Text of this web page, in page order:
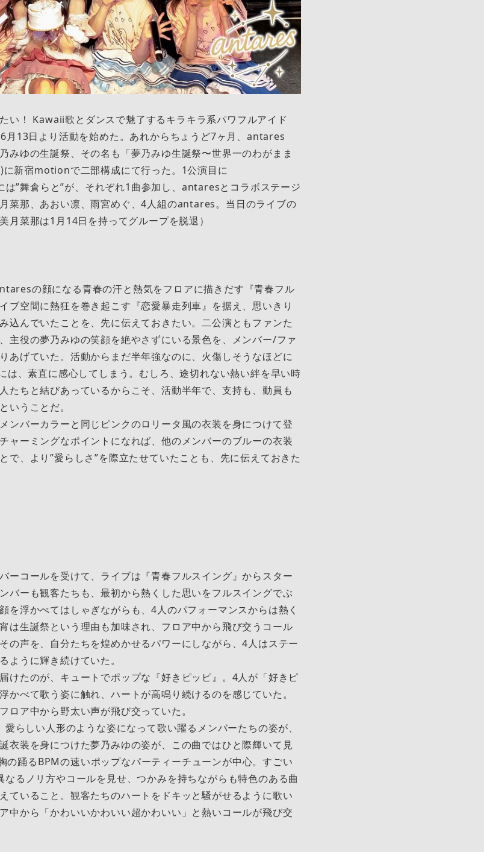
い！ Kawaii歌とダンスで魅了するキラキラ系パワフルアイド
13日より活動を始めた。あれからちょうど7ヶ月、antares
みゆの生誕祭、その名も「夢乃みゆ生誕祭〜世界一のわがまま
新宿motionで二部構成にて行った。1公演目に
”舞倉らと”が、それぞれ1曲参加し、antaresとコラボステージ
菜那、あおい凛、雨宮めぐ、4人組のantares。当日のライブの
月菜那は1月14日を持ってグループを脱退）
の顔になる青春の汗と熱気をフロアに描きだす『青春フル
ブ空間に熱狂を巻き起こす『恋愛暴走列車』を据え、思いきり
込んでいたことを、先に伝えておきたい。二公演ともファンた
主役の夢乃みゆの笑顔を絶やさずにいる景色を、メンバー/ファ
あげていた。活動からまだ半年強なのに、火傷しそうなほどに
は、素直に感心してしまう。むしろ、途切れない熱い絆を早い時
たちと結びあっているからこそ、活動半年で、支持も、動員も
いうことだ。
ンバーカラーと同じピンクのロリータ風の衣装を身につけて登
ャーミングなポイントになれば、他のメンバーのブルーの衣装
で、より”愛らしさ”を際立たせていたことも、先に伝えておきた
ーコールを受けて、ライブは『青春フルスイング』からスター
バーも観客たちも、最初から熱くした思いをフルスイングでぶ
を浮かべてはしゃぎながらも、4人のパフォーマンスからは熱く
は生誕祭という理由も加味され、フロア中から飛び交うコール
の声を、自分たちを煌めかせるパワーにしながら、4人はステー
ように輝き続けていた。
けたのが、キュートでポップな『好きピッピ』。4人が「好きピ
かべて歌う姿に触れ、ハートが高鳴り続けるのを感じていた。
ロア中から野太い声が飛び交っていた。
らしい人形のような姿になって歌い躍るメンバーたちの姿が、
衣装を身につけた夢乃みゆの姿が、この曲ではひと際輝いて見
踊るBPMの速いポップなパーティーチューンが中心。すごい
るノリ方やコールを見せ、つかみを持ちながらも特色のある曲
ていること。観客たちのハートをドキッと騒がせるように歌い
中から「かわいいかわいい超かわいい」と熱いコールが飛び交